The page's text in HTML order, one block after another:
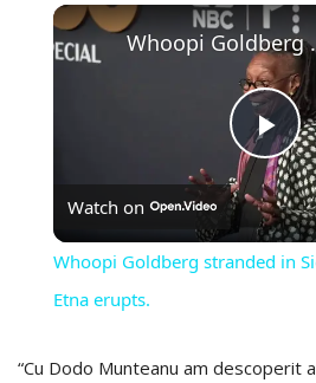
VIDEO
Whoopi
Watch on
Whoopi Goldberg stranded in
Etna erupts.
“Cu Dodo Munteanu am descoperit